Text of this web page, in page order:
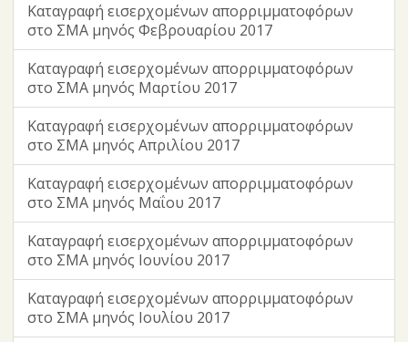
Καταγραφή εισερχομένων απορριμματοφόρων
στο ΣΜΑ μηνός Φεβρουαρίου 2017
Καταγραφή εισερχομένων απορριμματοφόρων
στο ΣΜΑ μηνός Μαρτίου 2017
Καταγραφή εισερχομένων απορριμματοφόρων
στο ΣΜΑ μηνός Απριλίου 2017
Καταγραφή εισερχομένων απορριμματοφόρων
στο ΣΜΑ μηνός Μαΐου 2017
Καταγραφή εισερχομένων απορριμματοφόρων
στο ΣΜΑ μηνός Ιουνίου 2017
Καταγραφή εισερχομένων απορριμματοφόρων
στο ΣΜΑ μηνός Ιουλίου 2017